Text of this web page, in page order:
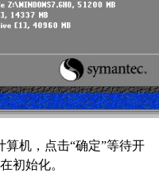
算机，点击“确定”等待开
初始化。